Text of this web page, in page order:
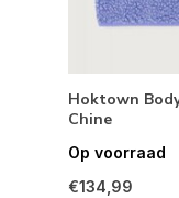
Hoktown
Chine
Op voorraad
€134,99